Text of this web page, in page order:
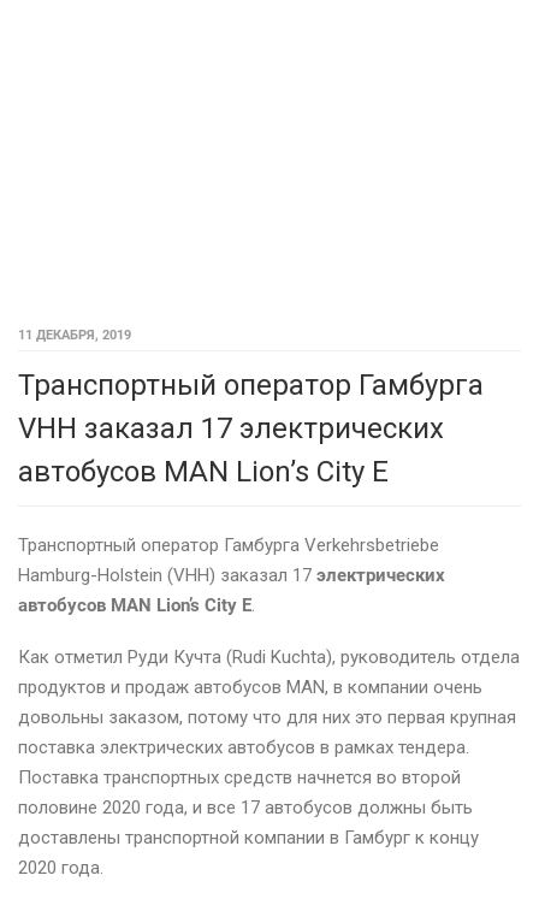
11 ДЕКАБРЯ, 2019
Транспортный оператор Гамбурга
VHH заказал 17 электрических
автобусов MAN Lion’s City E
Транспортный оператор Гамбурга Verkehrsbetriebe
Hamburg-Holstein (VHH) заказал 17 электрических
автобусов MAN Lion’s City E.
Как отметил Руди Кучта (Rudi Kuchta), руководитель отдела
продуктов и продаж автобусов MAN, в компании очень
довольны заказом, потому что для них это первая крупная
поставка электрических автобусов в рамках тендера.
Поставка транспортных средств начнется во второй
половине 2020 года, и все 17 автобусов должны быть
доставлены транспортной компании в Гамбург к концу
2020 года.